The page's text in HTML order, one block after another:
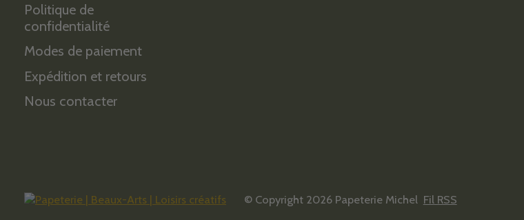
Politique de
confidentialité
Modes de paiement
Expédition et retours
Nous contacter
© Copyright 2026 Papeterie Michel Fil RSS